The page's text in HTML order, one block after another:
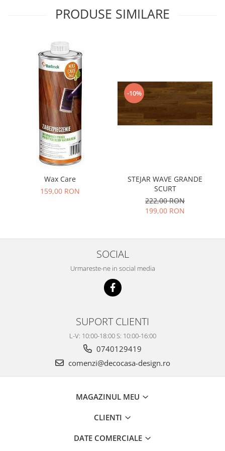
PRODUSE SIMILARE
Wax Care
159,00 RON
-10%
STEJAR WAVE GRANDE
SCURT
222,00 RON
199,00 RON
SOCIAL
Urmareste-ne in social media
SUPORT CLIENTI
L-V: 10:00-18:00 S: 10:00-16:00
0740129419
comenzi@decocasa-design.ro
MAGAZINUL MEU
CLIENTI
DATE COMERCIALE